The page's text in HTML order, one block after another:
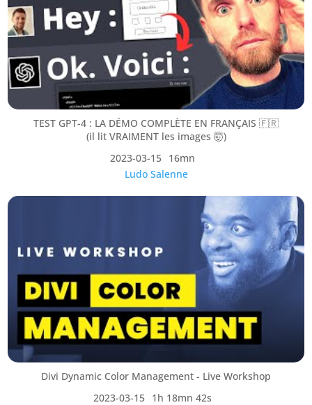
TEST GPT-4 : LA DÉMO COMPLÈTE EN FRANÇAIS 🇫🇷
(il lit VRAIMENT les images 🤯)
2023-03-15 16mn
Ludo Salenne
Divi Dynamic Color Management - Live Workshop
2023-03-15 1h 18mn 42s